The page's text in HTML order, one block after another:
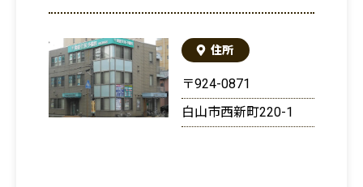
住所
〒924-0871
白山市西新町220-1